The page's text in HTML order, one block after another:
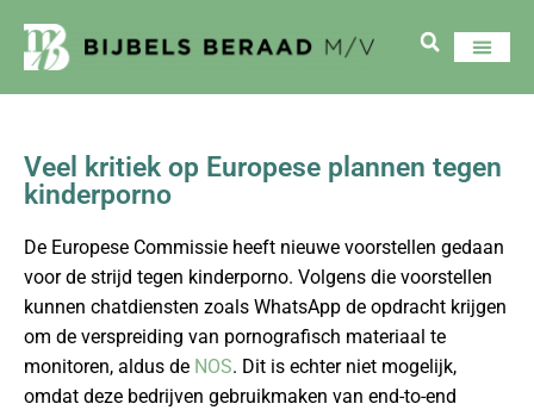
Veel kritiek op Europese plannen tegen
kinderporno
De Europese Commissie heeft nieuwe voorstellen gedaan
voor de strijd tegen kinderporno. Volgens die voorstellen
kunnen chatdiensten zoals WhatsApp de opdracht krijgen
om de verspreiding van pornografisch materiaal te
monitoren, aldus de NOS. Dit is echter niet mogelijk,
omdat deze bedrijven gebruikmaken van end-to-end